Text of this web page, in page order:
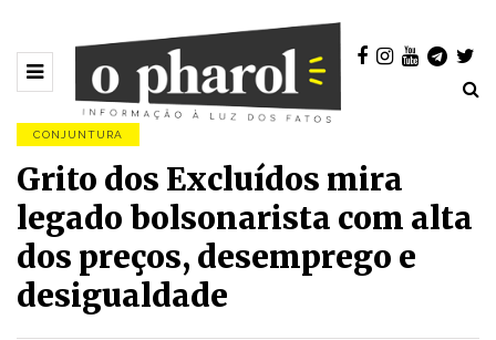
CONJUNTURA
Grito dos Excluídos mira
legado bolsonarista com alta
dos preços, desemprego e
desigualdade